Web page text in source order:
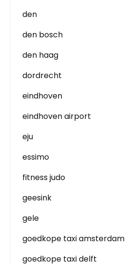
den
den bosch
den haag
dordrecht
eindhoven
eindhoven airport
eju
essimo
fitness judo
geesink
gele
goedkope taxi amsterdam
goedkope taxi delft